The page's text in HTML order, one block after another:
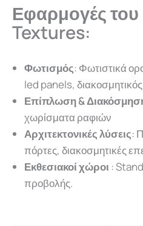
Εφαρμογές του
Textures:
Φωτισμός: Φωτιστικά
led panels,
Επίπλωση &
χωρίσματα ραφιών
Αρχιτεκτονικές λύσεις:
πόρτες, διακοσμητικές
Εκθεσιακοί χώροι :
προβολής.